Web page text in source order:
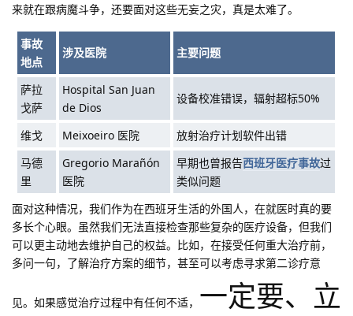
来就在跟病魔斗争，还要面对这些无妄之灾，真是太难了。
事故
地点
涉及医院 主要问题
萨拉
戈萨
Hospital San Juan
de Dios
设备校准错误，辐射超标50%
维戈 Meixoeiro 医院
放射治疗计划软件出错
马德
里
Gregorio Marañón
医院
早期也曾报告西班牙医疗事故过
类似问题
面对这种情况，我们作为在西班牙生活的外国人，在就医时真的要
多长个心眼。虽然我们无法直接检查那些复杂的医疗设备，但我们
可以更主动地去维护自己的权益。比如，在接受任何重大治疗前，
多问一句，了解治疗方案的细节，甚至可以考虑寻求第二诊疗意
见。如果感觉治疗过程中有任何不适， 一定要、立